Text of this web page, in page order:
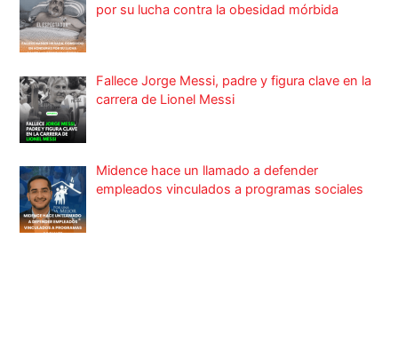
por su lucha contra la obesidad mórbida
Fallece Jorge Messi, padre y figura clave en la
carrera de Lionel Messi
Midence hace un llamado a defender
empleados vinculados a programas sociales